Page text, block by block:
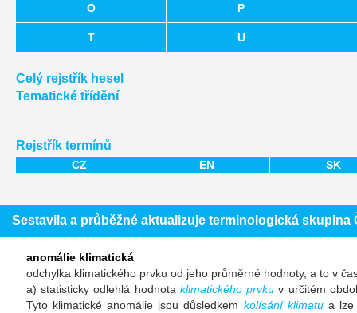
O P
T U
Celý rejstřík hesel
Tematické třídění
Rejstřík termínů
CZ EN SK
Sestavila a průběžné aktualizuje terminologická
anomálie klimatická
odchylka klimatického prvku od jeho průměrné hodnoty, a to v
a) statisticky odlehlá hodnota klimatického prvku v určitém
Tyto klimatické anomálie jsou důsledkem kolísání klimatua lze